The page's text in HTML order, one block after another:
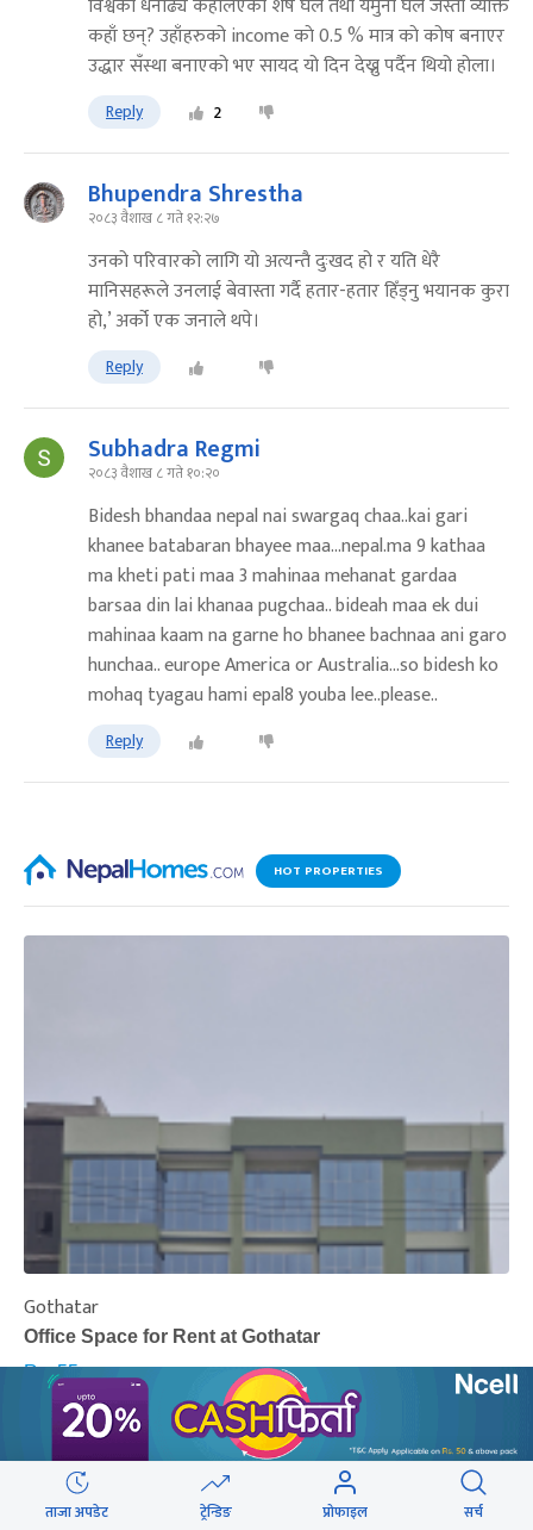
विश्वका धनाढ्य कहलिएका शेष घले तथा यमुना घले जस्ता व्यक्ति
कहाँ छन्? उहाँहरुको income काे 0.5 % मात्र काे कोष बनाएर
उद्धार सँस्था बनाएको भए सायद यो दिन देख्नु पर्दैन थियो होला।
Reply 2
Bhupendra Shrestha
२०८३ वैशाख ८ गते १२:२७
उनको परिवारको लागि यो अत्यन्तै दुःखद हो र यति धेरै
मानिसहरूले उनलाई बेवास्ता गर्दै हतार-हतार हिँड्नु भयानक कुरा
हो,’ अर्को एक जनाले थपे।
Reply
Subhadra Regmi
२०८३ वैशाख ८ गते १०:२०
Bidesh bhandaa nepal nai swargaq chaa..kai gari
khanee batabaran bhayee maa...nepal.ma 9 kathaa
ma kheti pati maa 3 mahinaa mehanat gardaa
barsaa din lai khanaa pugchaa.. bideah maa ek dui
mahinaa kaam na garne ho bhanee bachnaa ani garo
hunchaa.. europe America or Australia...so bidesh ko
mohaq tyagau hami epal8 youba lee..please..
Reply
HOT PROPERTIES
Gothatar
Office Space for Rent at Gothatar
Rs. 55Per Sq.Feet
‹ ›
ताजा अपडेट ट्रेन्डिङ प्रोफाइल सर्च